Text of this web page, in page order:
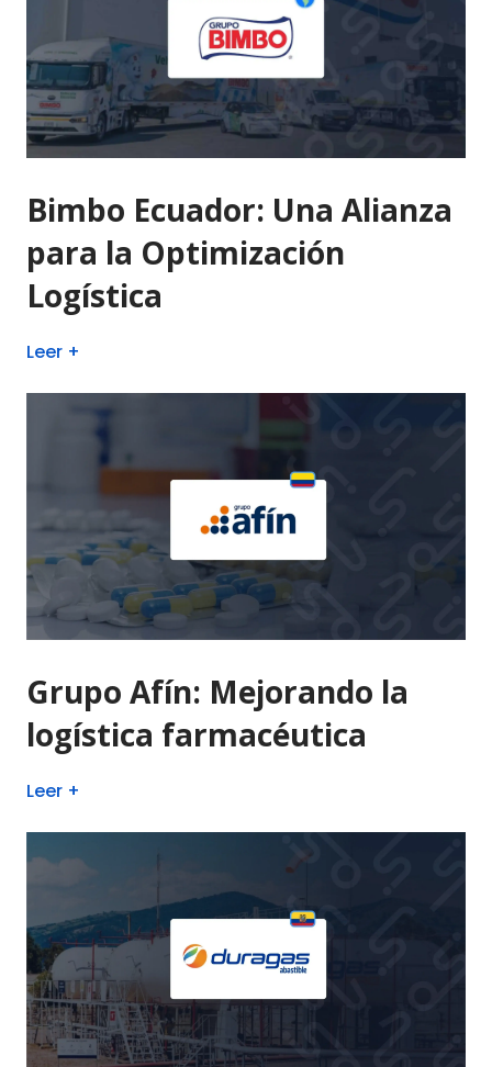
Bimbo Ecuador: Una Alianza
para la Optimización
Logística
Leer +
Grupo Afín: Mejorando la
logística farmacéutica
Leer +